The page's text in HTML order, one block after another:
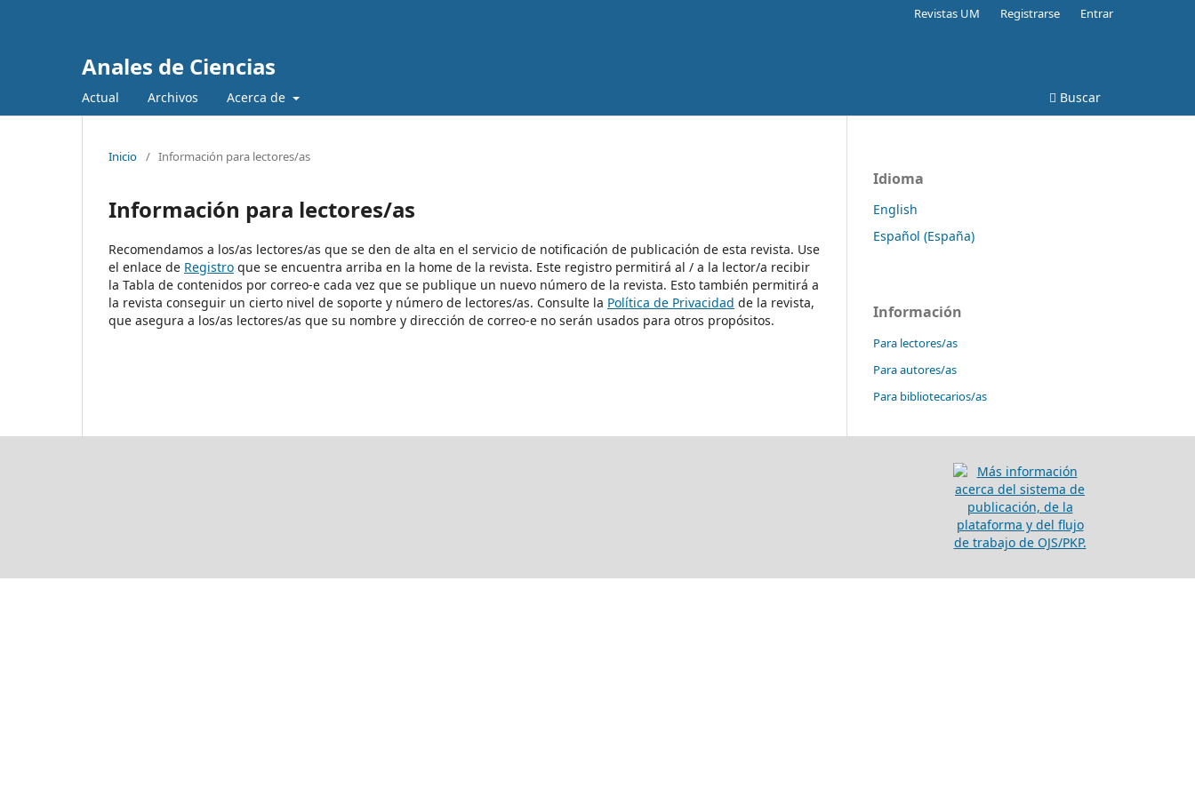
Anales de Ciencias
Actual Archivos Acerca de Buscar
Revistas UM Registrarse Entrar
Inicio / Información para lectores/as
Información para lectores/as
Recomendamos a los/as lectores/as que se den de alta en el servicio de notificación de publicación de esta revista. Use
el enlace de Registro que se encuentra arriba en la home de la revista. Este registro permitirá al / a la lector/a recibir
la Tabla de contenidos por correo-e cada vez que se publique un nuevo número de la revista. Esto también permitirá a
la revista conseguir un cierto nivel de soporte y número de lectores/as. Consulte la Política de Privacidad de la revista,
que asegura a los/as lectores/as que su nombre y dirección de correo-e no serán usados para otros propósitos.
Idioma
English
Español (España)
Información
Para lectores/as
Para autores/as
Para bibliotecarios/as